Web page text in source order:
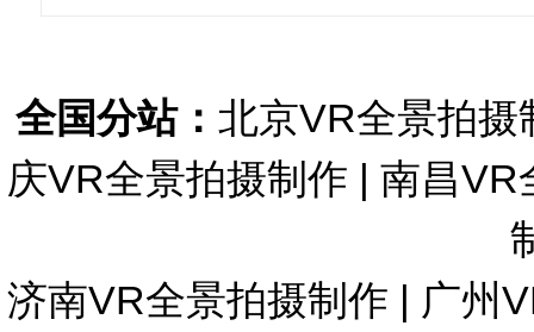
全国分站： 北京VR全景拍摄
庆VR全景拍摄制作 | 南昌VR
济南VR全景拍摄制作 | 广州